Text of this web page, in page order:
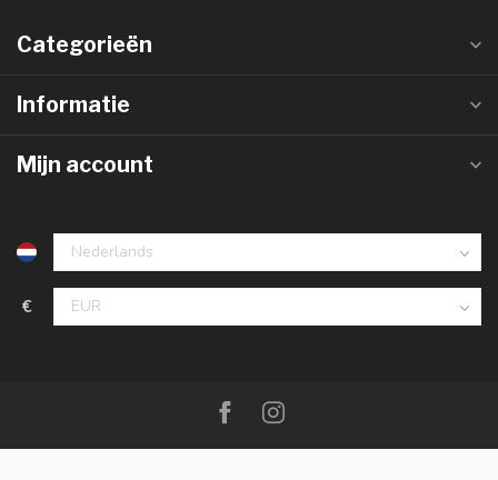
Categorieën
Informatie
Mijn account
€